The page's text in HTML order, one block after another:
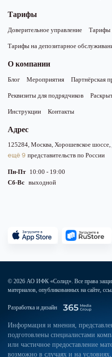
Тарифы
Доверительное управление Тарифы
Тарифы на депозитарное
О компании
Блог Мероприятия Партнёрская
Реквизиты для подрядчиков
Инструкции Контакты
Адрес
125284, Москва, Хорошевское
ещё 9 представительств по России
Пн-Пт 10:00 - 19:00
Сб-Вс выходной
© 2026 АО ИФК «Солид». Все права
материалов, опубликованных на сайте,
Разработка и дизайн
Информация и мнения,
подготовлены специалистами
или частичное предоставление
возможно в случаях и на